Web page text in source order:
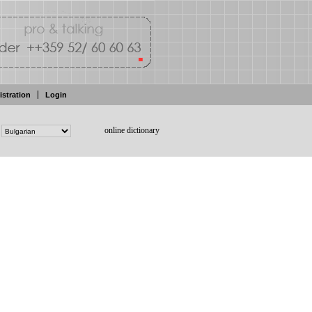
Login
online dictionary